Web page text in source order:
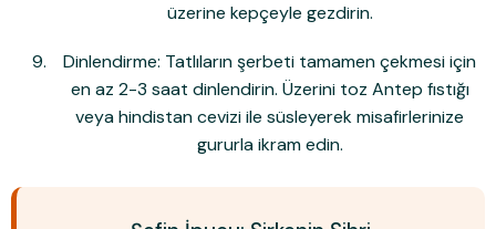
üzerine kepçeyle gezdirin.
Dinlendirme: Tatlıların şerbeti tamamen çekmesi için
en az 2-3 saat dinlendirin. Üzerini toz Antep fıstığı
veya hindistan cevizi ile süsleyerek misafirlerinize
gururla ikram edin.